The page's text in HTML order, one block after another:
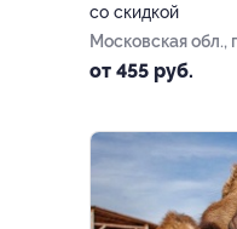
со скидкой
Московская обл.,
Лотошино, дер.
от 455 руб.